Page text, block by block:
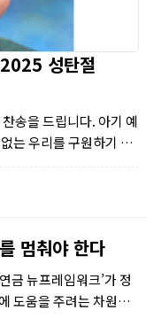
성탄절
송을 드립니다. 아기 예
는 우리를 구원하기 위
는 폭력과 갈등의 땅
멈춰야 한다
금 뉴프레임워크’가 정
도움을 주려는 차원이